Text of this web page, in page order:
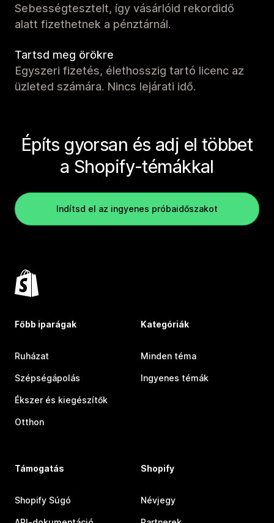
Sebességtesztelt, így vásárlóid rekordidő
alatt fizethetnek a pénztárnál.
Tartsd meg örökre
Egyszeri fizetés, élethosszig tartó licenc az
üzleted számára. Nincs lejárati idő.
Építs gyorsan és adj el többet
a Shopify-témákkal
Indítsd el az ingyenes próbaidőszakot
Főbb iparágak
Ruházat
Szépségápolás
Ékszer és kiegészítők
Otthon
Kategóriák
Minden téma
Ingyenes témák
Támogatás
Shopify Súgó
Shopify
Névjegy